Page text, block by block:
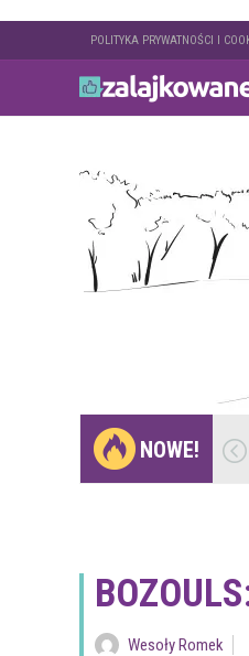
POLITYKA PRYWATNOŚCI I
NOWE!
Gdzie pojechać na
weekend z naturą w…
Wesoły Romek